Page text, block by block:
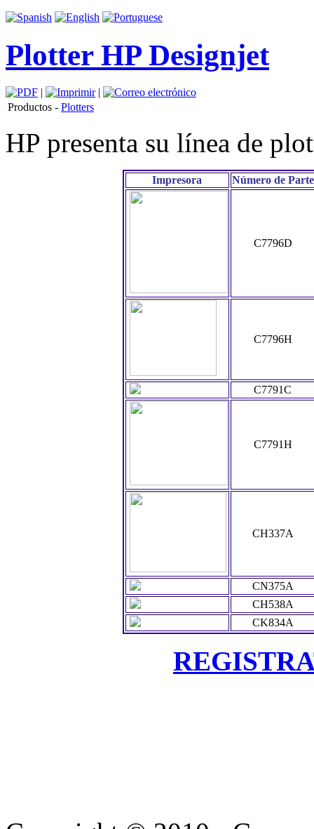
Plotter HP Designjet
|
|
Productos - Plotters
HP presenta su línea de
Impresora Número de Parte
C7796D
C7796H
C7791C
C7791H
CH337A
CN375A
CH538A
CK834A